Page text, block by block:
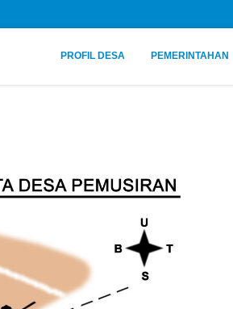
PROFIL DESA PEMERINTAHAN